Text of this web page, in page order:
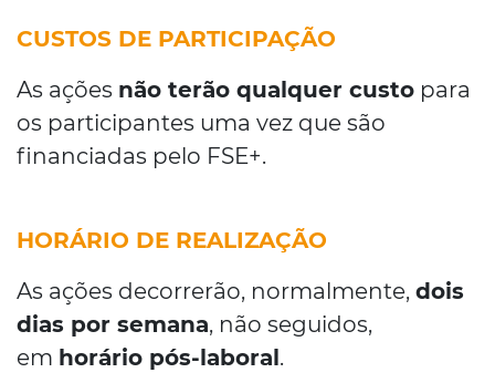
CUSTOS DE PARTICIPAÇÃO
As ações não terão qualquer custo para
os participantes uma vez que são
financiadas pelo FSE+.
HORÁRIO DE REALIZAÇÃO
As ações decorrerão, normalmente, dois
dias por semana, não seguidos,
em horário pós-laboral.